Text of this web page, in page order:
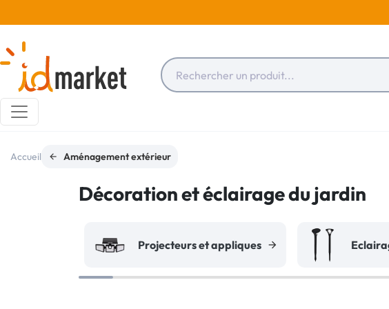
Accueil Aménagement extérieur
Décoration et éclairage du jardin
Projecteurs et appliques